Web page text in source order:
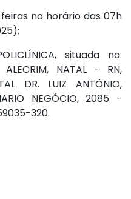
no horário das 07h
situada na:
NATAL - RN,
DR. LUIZ ANTÔNIO,
NEGÓCIO, 2085 -
320.